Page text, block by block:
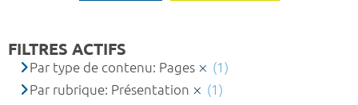
FILTRES ACTIFS
Par type de contenu: Pages
(1)
Par rubrique: Présentation
(1)